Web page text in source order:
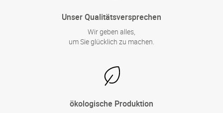
Unser Qualitätsversprechen
Wir geben alles,
um Sie glücklich zu machen.
ökologische Produktion